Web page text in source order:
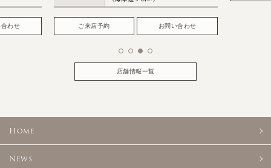
わせ ご来店予約 お問い合わせ
店舗情報一覧
Home
News